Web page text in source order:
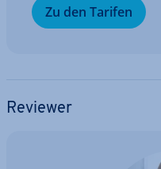
Zu den Tarifen
Reviewer